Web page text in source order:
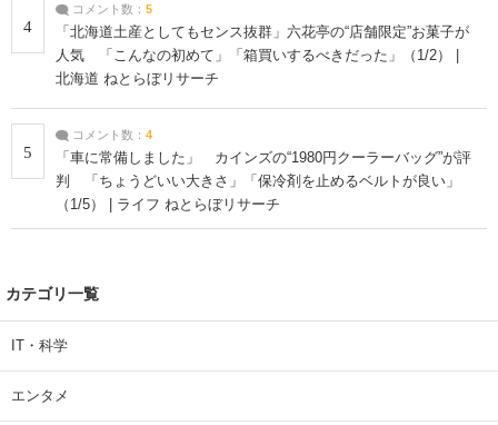
4
コメント数： 5
「北海道土産としてもセンス抜群」六花亭の“店舗限定”お菓子が
人気 「こんなの初めて」「箱買いするべきだった」（1/2） |
北海道 ねとらぼリサーチ
5
コメント数： 4
「車に常備しました」 カインズの“1980円クーラーバッグ”が評
判 「ちょうどいい大きさ」「保冷剤を止めるベルトが良い」
（1/5） | ライフ ねとらぼリサーチ
カテゴリ一覧
IT・科学
エンタメ